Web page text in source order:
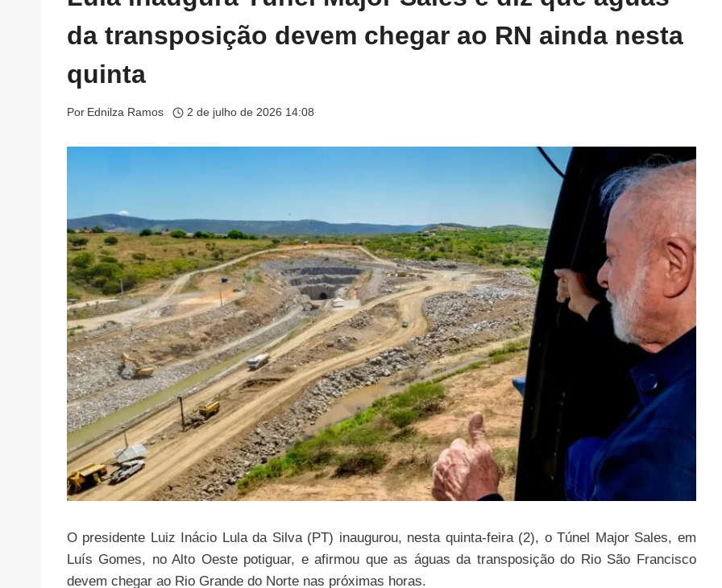
da transposição devem chegar ao RN ainda nesta
quinta
Por Ednilza Ramos 2 de julho de 2026 14:08
O presidente Luiz Inácio Lula da Silva (PT) inaugurou, nesta quinta-feira (2), o Túnel Major Sales, em
Luís Gomes, no Alto Oeste potiguar, e afirmou que as águas da transposição do Rio São Francisco
devem chegar ao Rio Grande do Norte nas próximas horas.